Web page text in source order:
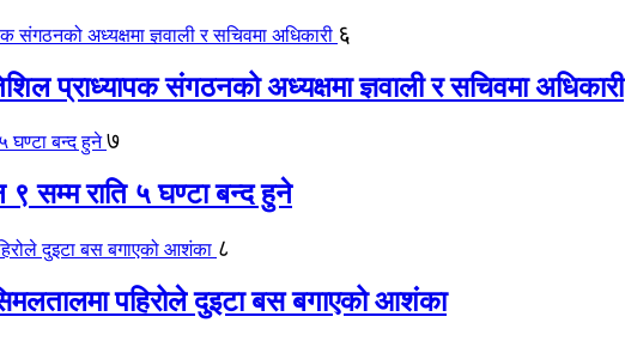
६
प्राध्यापक संगठनको अध्यक्षमा ज्ञवाली र सचिवमा अधिकारी
७
सम्म राति ५ घण्टा बन्द हुने
८
पहिरोले दुइटा बस बगाएको आशंका